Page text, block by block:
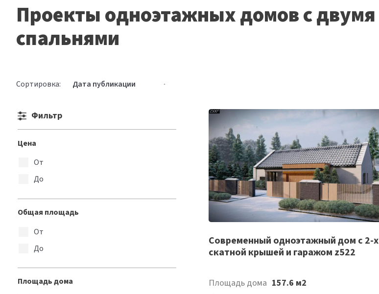
Проекты одноэтажных домов с двумя
спальнями
Сортировка:
продуктов
Фильтр
Цена
От
До
Общая площадь
От
До
Площадь дома
Список
желаемого
Cовременный одноэтажный дом с 2-х
скатной крышей и гаражом z522
Площадь дома 157.6 м2